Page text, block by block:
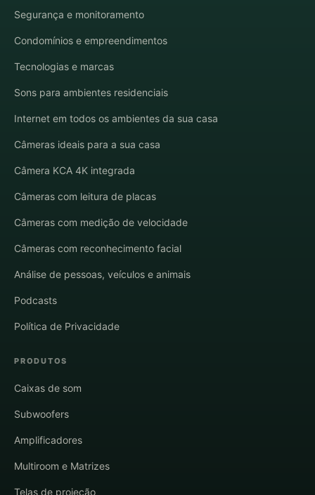
Segurança e monitoramento
Condomínios e empreendimentos
Tecnologias e marcas
Sons para ambientes residenciais
Internet em todos os ambientes da sua casa
Câmeras ideais para a sua casa
Câmera KCA 4K integrada
Câmeras com leitura de placas
Câmeras com medição de velocidade
Câmeras com reconhecimento facial
Análise de pessoas, veículos e animais
Podcasts
Política de Privacidade
PRODUTOS
Caixas de som
Subwoofers
Amplificadores
Multiroom e Matrizes
Telas de projeção